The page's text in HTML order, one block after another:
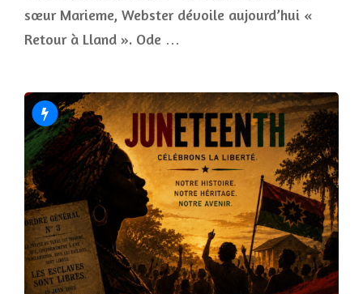
sœur Marieme, Webster dévoile aujourd’hui «
Retour à Lland ». Ode …